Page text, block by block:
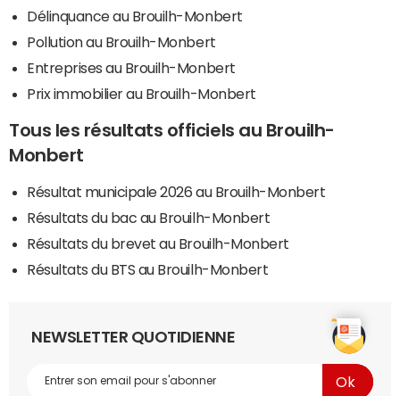
Délinquance au Brouilh-Monbert
Pollution au Brouilh-Monbert
Entreprises au Brouilh-Monbert
Prix immobilier au Brouilh-Monbert
Tous les résultats officiels au Brouilh-
Monbert
Résultat municipale 2026 au Brouilh-Monbert
Résultats du bac au Brouilh-Monbert
Résultats du brevet au Brouilh-Monbert
Résultats du BTS au Brouilh-Monbert
NEWSLETTER QUOTIDIENNE